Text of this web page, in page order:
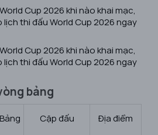
Cup 2026 khi nào khai mạc,
thi đấu World Cup 2026 ngay
Cup 2026 khi nào khai mạc,
thi đấu World Cup 2026 ngay
bảng
Bảng Cặp đấu Địa điểm